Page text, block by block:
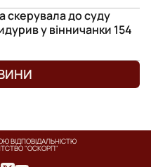
скерувала до суду
у вінничанки 154
ВІДПОВІДАЛЬНІСТЮ
"ОСКОРП"